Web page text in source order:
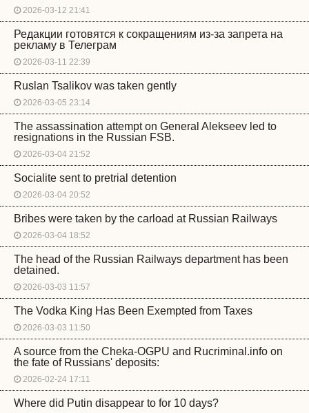
2026-03-12 21:41
Редакции готовятся к сокращениям из-за запрета на
рекламу в Телеграм
2026-03-11 22:39
Ruslan Tsalikov was taken gently
2026-03-05 23:14
The assassination attempt on General Alekseev led to
resignations in the Russian FSB.
2026-03-04 21:52
Socialite sent to pretrial detention
2026-03-04 20:52
Bribes were taken by the carload at Russian Railways
2026-03-04 18:52
The head of the Russian Railways department has been
detained.
2026-03-03 11:57
The Vodka King Has Been Exempted from Taxes
2026-03-03 11:50
A source from the Cheka-OGPU and Rucriminal.info on
the fate of Russians' deposits:
2026-02-24 17:11
Where did Putin disappear to for 10 days?